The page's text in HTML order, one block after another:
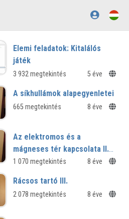
Elemi feladatok: Kitalálós
játék
3 932 megtekintés 5 éve
A síkhullámok alapegyenletei
665 megtekintés 8 éve
Az elektromos és a
mágneses tér kapcsolata II.
Az indukció 2
1 070 megtekintés 8 éve
Rácsos tartó III.
2 078 megtekintés 8 éve